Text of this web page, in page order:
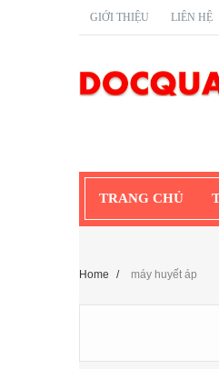
GIỚI THIỆU LIÊN HỆ
TRANG CHỦ
Home / máy huyết áp